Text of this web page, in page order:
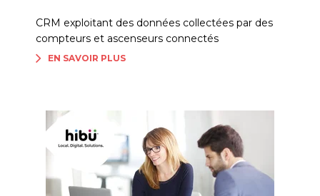
CRM exploitant des données collectées par des
compteurs et ascenseurs connectés
EN SAVOIR PLUS